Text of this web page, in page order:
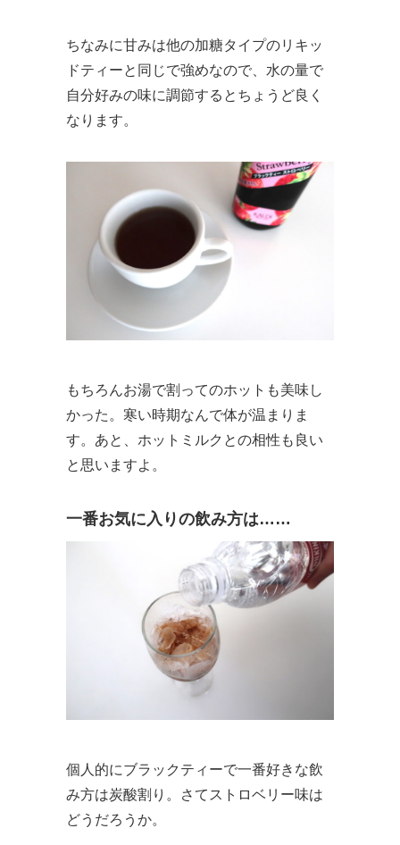
ちなみに甘みは他の加糖タイプのリキッ
ドティーと同じで強めなので、水の量で
自分好みの味に調節するとちょうど良く
なります。
もちろんお湯で割ってのホットも美味し
かった。寒い時期なんで体が温まりま
す。あと、ホットミルクとの相性も良い
と思いますよ。
一番お気に入りの飲み方は……
個人的にブラックティーで一番好きな飲
み方は炭酸割り。さてストロベリー味は
どうだろうか。